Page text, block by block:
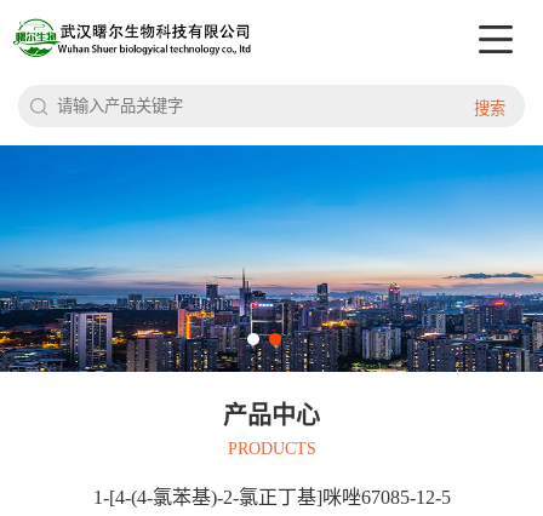
搜索
产品中心
PRODUCTS
1-[4-(4-氯苯基)-2-氯正丁基]咪唑67085-12-5